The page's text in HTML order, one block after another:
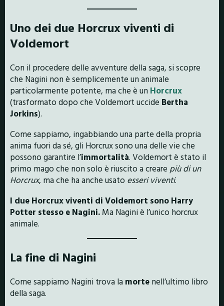
Uno dei due Horcrux viventi di
Voldemort
Con il procedere delle avventure della saga, si scopre
che Nagini non è semplicemente un animale
particolarmente potente, ma che è un Horcrux
(trasformato dopo che Voldemort uccide Bertha
Jorkins).
Come sappiamo, ingabbiando una parte della propria
anima fuori da sé, gli Horcrux sono una delle vie che
possono garantire l’immortalità. Voldemort è stato il
primo mago che non solo è riuscito a creare più di un
Horcrux, ma che ha anche usato esseri viventi.
I due Horcrux viventi di Voldemort sono Harry
Potter stesso e Nagini. Ma Nagini è l’unico horcrux
animale.
La fine di Nagini
Come sappiamo Nagini trova la morte nell’ultimo libro
della saga.